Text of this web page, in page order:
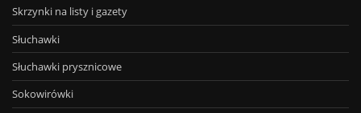
Skrzynki na listy i gazety
Słuchawki
Słuchawki prysznicowe
Sokowirówki